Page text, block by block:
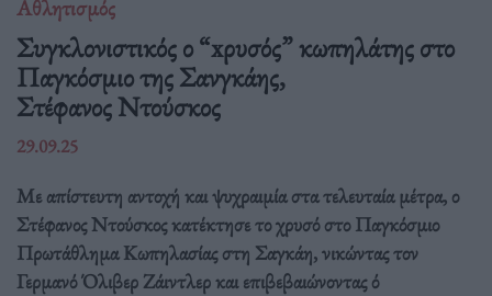
Αθλητισμός
Συγκλονιστικός ο “xρυσός” κωπηλάτης στο
Παγκόσμιο της Σανγκάης,
Στέφανος Ντούσκος
29.09.25
Με απίστευτη αντοχή και ψυχραιμία στα τελευταία μέτρα, ο
Στέφανος Ντούσκος κατέκτησε το χρυσό στο Παγκόσμιο
Πρωτάθλημα Κωπηλασίας στη Σαγκάη, νικώντας τον
Γερμανό Όλιβερ Ζάιντλερ και επιβεβαιώνοντας ό